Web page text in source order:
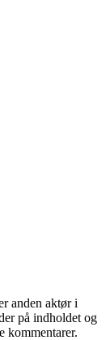
anden aktør i
på indholdet og
kommentarer.